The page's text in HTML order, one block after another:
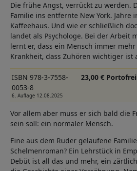
Die frühe Angst, verrückt zu werden.
Familie ins entfernte New York. Jahre
Kaffeehaus. Und wie er schließlich
landet als Psychologe. Bei der Arbeit
lernt er, dass ein Mensch immer
Krankheit, dass Zuhören wichtiger ist
ISBN 978-3-7558-
0053-8
6. Auflage 12.08.2025
23,00 € Portofrei
Vor allem aber muss er sich bald die
sein soll: ein normaler Mensch.
Eine aus dem Ruder gelaufene
Schelmenroman? Ein Lehrstück in
Debüt ist all das und mehr, ein